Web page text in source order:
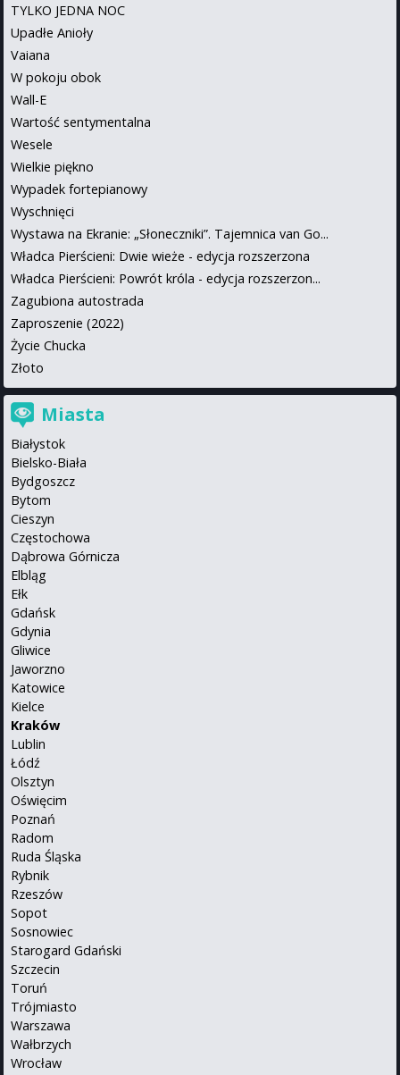
TYLKO JEDNA NOC
Upadłe Anioły
Vaiana
W pokoju obok
Wall-E
Wartość sentymentalna
Wesele
Wielkie piękno
Wypadek fortepianowy
Wyschnięci
Wystawa na Ekranie: „Słoneczniki”. Tajemnica van Go...
Władca Pierścieni: Dwie wieże - edycja rozszerzona
Władca Pierścieni: Powrót króla - edycja rozszerzon...
Zagubiona autostrada
Zaproszenie (2022)
Życie Chucka
Złoto
Miasta
Białystok
Bielsko-Biała
Bydgoszcz
Bytom
Cieszyn
Częstochowa
Dąbrowa Górnicza
Elbląg
Ełk
Gdańsk
Gdynia
Gliwice
Jaworzno
Katowice
Kielce
Kraków
Lublin
Łódź
Olsztyn
Oświęcim
Poznań
Radom
Ruda Śląska
Rybnik
Rzeszów
Sopot
Sosnowiec
Starogard Gdański
Szczecin
Toruń
Trójmiasto
Warszawa
Wałbrzych
Wrocław